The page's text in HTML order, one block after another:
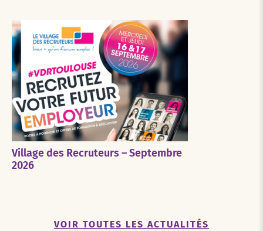
Village des Recruteurs – Septembre
2026
VOIR TOUTES LES ACTUALITÉS